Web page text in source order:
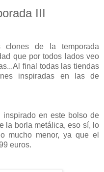
III
clones de la temporada
que por todos lados veo
final todas las tiendas
inspiradas en las de
inspirado en este bolso de
la borla metálica, eso sí, lo
mucho menor, ya que el
euros.